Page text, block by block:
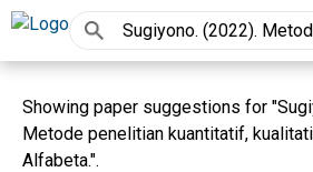
Showing paper suggestions for
Metode penelitian kuantitatif,
Alfabeta.".